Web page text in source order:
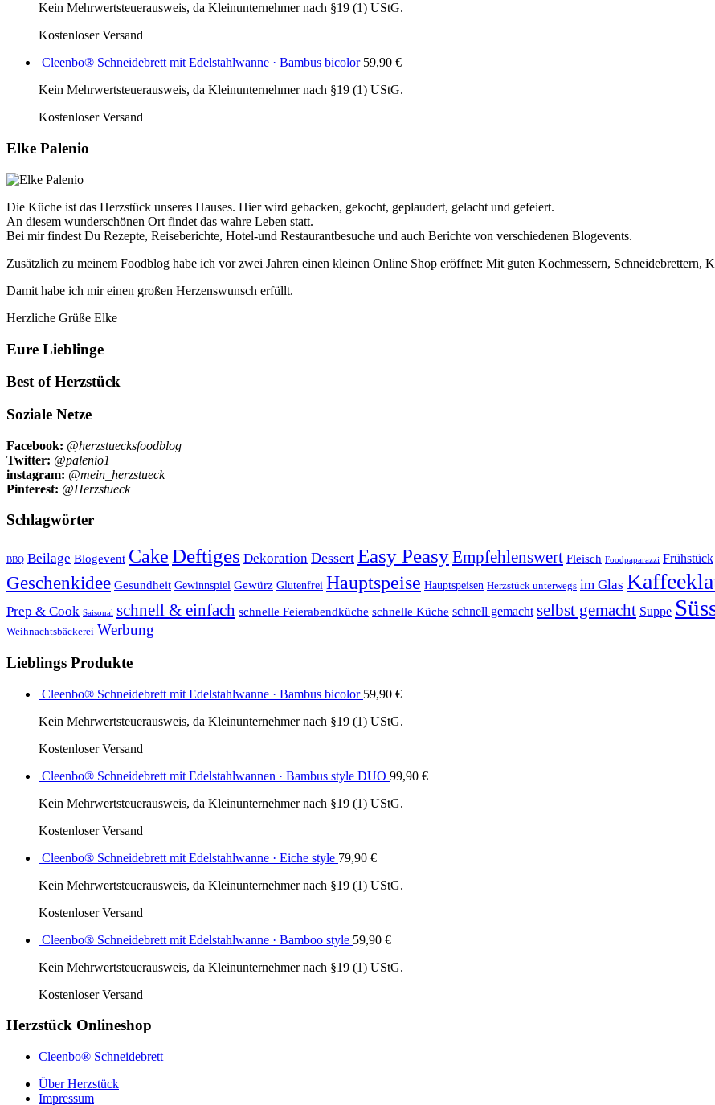
Kein Mehrwertsteuerausweis, da Kleinunternehmer nach §19 (1) UStG.
Kostenloser Versand
Cleenbo® Schneidebrett mit Edelstahlwanne · Bambus bicolor 59,90 €
Kein Mehrwertsteuerausweis, da Kleinunternehmer nach §19 (1) UStG.
Kostenloser Versand
Elke Palenio
Die Küche ist das Herzstück unseres Hauses. Hier wird gebacken, gekocht, geplaudert, gelacht und gefeiert.
An diesem wunderschönen Ort findet das wahre Leben statt.
Bei mir findest Du Rezepte, Reiseberichte, Hotel-und Restaurantbesuche und auch Berichte von verschiedenen Blogevents.
Zusätzlich zu meinem Foodblog habe ich vor zwei Jahren einen kleinen Online Shop eröffnet: Mit guten Kochmessern, Schneidebrettern,
Damit habe ich mir einen großen Herzenswunsch erfüllt.
Herzliche Grüße Elke
Eure Lieblinge
Best of Herzstück
Soziale Netze
Facebook: @herzstuecksfoodblog
Twitter: @palenio1
instagram: @mein_herzstueck
Pinterest: @Herzstueck
Schlagwörter
BBQ Beilage Blogevent CakeDeftiges Dekoration Dessert Easy PeasyEmpfehlenswert Fleisch Foodpaparazzi Frühstück
Geschenkidee Gesundheit Gewinnspiel Gewürz Glutenfrei Hauptspeise Hauptspeisen Herzstück unterwegs im Glas
Prep & Cook Saisonal schnell & einfach schnelle Feierabendküche schnelle Küche schnell gemacht selbst gemacht Suppe
Weihnachtsbäckerei Werbung
Lieblings Produkte
Cleenbo® Schneidebrett mit Edelstahlwanne · Bambus bicolor 59,90 €
Kein Mehrwertsteuerausweis, da Kleinunternehmer nach §19 (1) UStG.
Kostenloser Versand
Cleenbo® Schneidebrett mit Edelstahlwannen · Bambus style DUO 99,90 €
Kein Mehrwertsteuerausweis, da Kleinunternehmer nach §19 (1) UStG.
Kostenloser Versand
Cleenbo® Schneidebrett mit Edelstahlwanne · Eiche style 79,90 €
Kein Mehrwertsteuerausweis, da Kleinunternehmer nach §19 (1) UStG.
Kostenloser Versand
Cleenbo® Schneidebrett mit Edelstahlwanne · Bamboo style 59,90 €
Kein Mehrwertsteuerausweis, da Kleinunternehmer nach §19 (1) UStG.
Kostenloser Versand
Herzstück Onlineshop
Cleenbo® Schneidebrett
Über Herzstück
Impressum